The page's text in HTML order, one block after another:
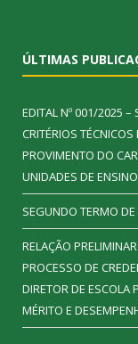
ÚLTIMAS
EDITAL Nº 001/2025 –
CRITÉRIOS
PROVIMENTO DO
UNIDADES DE
SEGUNDO TERMO
RELAÇÃO
PROCESSO DE
DIRETOR DE ESCOLA
MÉRITO E